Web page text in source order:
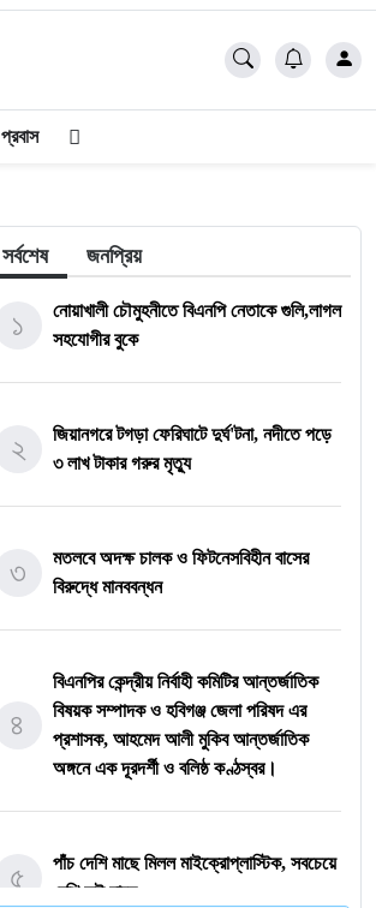
প্রবাস
সর্বশেষ জনপ্রিয়
১
নোয়াখালী চৌমুহনীতে বিএনপি নেতাকে গুলি,লাগল
সহযোগীর বুকে
২
জিয়ানগরে টগড়া ফেরিঘাটে দুর্ঘ'টনা, নদীতে পড়ে
৩ লাখ টাকার গরুর মৃত্যু
৩
মতলবে অদক্ষ চালক ও ফিটনেসবিহীন বাসের
বিরুদ্ধে মানববন্ধন
৪
বিএনপির কেন্দ্রীয় নির্বাহী কমিটির আন্তর্জাতিক
বিষয়ক সম্পাদক ও হবিগঞ্জ জেলা পরিষদ এর
প্রশাসক, ​আহমেদ আলী মুকিব আন্তর্জাতিক
অঙ্গনে এক দূরদর্শী ও বলিষ্ঠ কণ্ঠস্বর।
৫
পাঁচ দেশি মাছে মিলল মাইক্রোপ্লাস্টিক, সবচেয়ে
বেশি কই মাছে